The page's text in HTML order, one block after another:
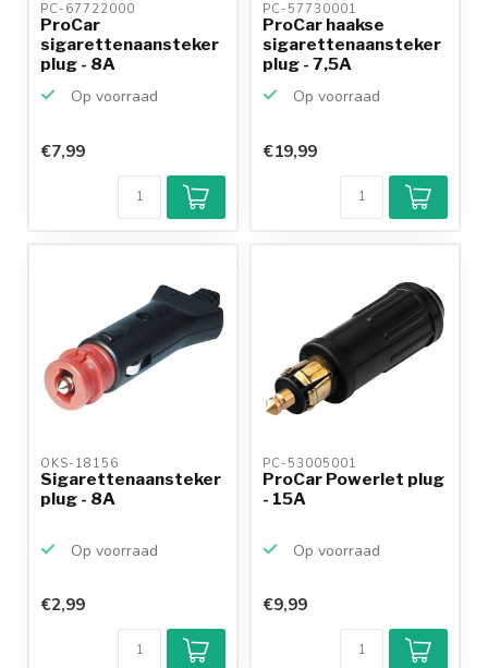
PC-67722000
ProCar
sigarettenaansteker
plug - 8A
Op voorraad
€7,99
PC-57730001
ProCar haakse
sigarettenaansteker
plug - 7,5A
Op voorraad
€19,99
OKS-18156
Sigarettenaansteker
plug - 8A
Op voorraad
€2,99
PC-53005001
ProCar Powerlet plug
- 15A
Op voorraad
€9,99